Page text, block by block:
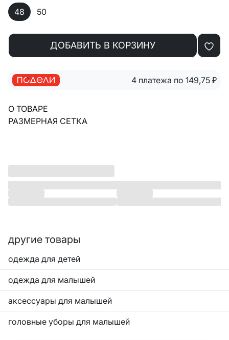
48 50
ДОБАВИТЬ В КОРЗИНУ
4 платежа по 149,75 ₽
О ТОВАРЕ
РАЗМЕРНАЯ СЕТКА
другие товары
одежда для детей
одежда для малышей
аксессуары для малышей
головные уборы для малышей